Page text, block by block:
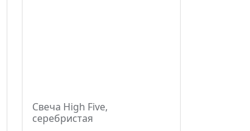
Свеча High Five,
серебристая